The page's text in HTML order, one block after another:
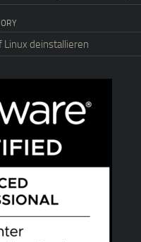
Linux deinstallieren